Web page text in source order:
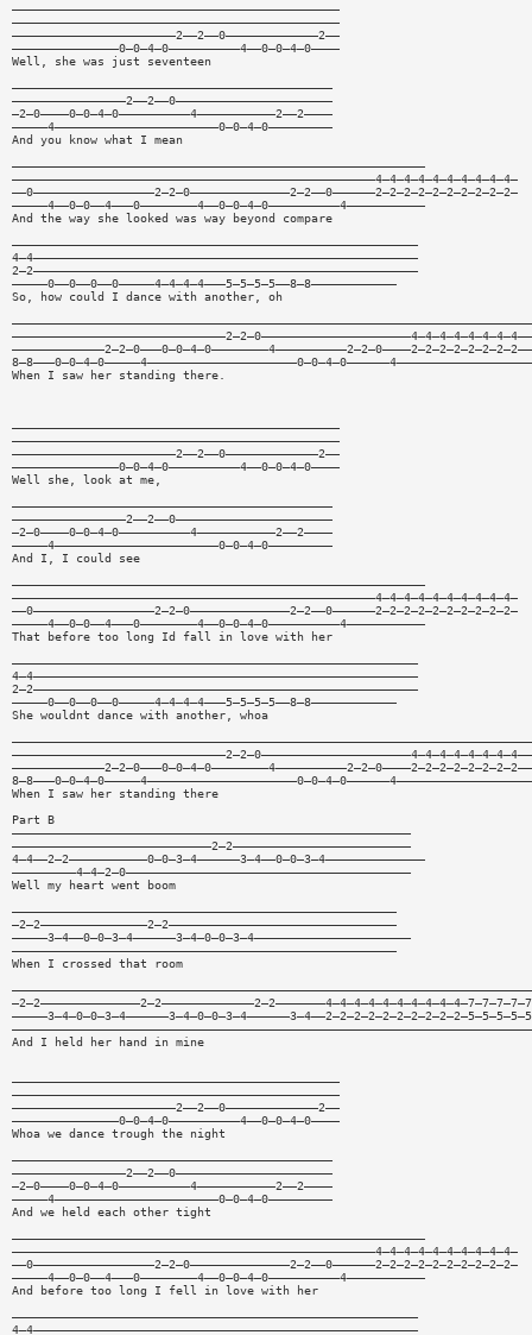
——————————————————————————————————————————————
——————————————————————————————————————————————
———————————————————————2——2——0—————————————2——
———————————————0—0—4—0——————————4——0—0—4—0————
Well, she was just seventeen
—————————————————————————————————————————————
————————————————2——2——0——————————————————————
—2—0————0—0—4—0——————————4———————————2——2————
—————4———————————————————————0—0—4—0—————————
And you know what I mean
——————————————————————————————————————————————————————————
———————————————————————————————————————————————————4—4—4—4—4—4—4—4—4—4—
——0—————————————————2—2—0——————————————2—2——0——————2—2—2—2—2—2—2—2—2—2—
—————4——0—0——4———0————————4——0—0—4—0——————————4———————————
And the way she looked was way beyond compare
—————————————————————————————————————————————————————————
4—4——————————————————————————————————————————————————————
2—2——————————————————————————————————————————————————————
—————0——0——0——0—————4—4—4—4———5—5—5—5——8—8————————————
So, how could I dance with another, oh
When I saw her standing there.
——————————————————————————————————————————————
——————————————————————————————————————————————
———————————————————————2——2——0—————————————2——
———————————————0—0—4—0——————————4——0—0—4—0————
Well she, look at me,
—————————————————————————————————————————————
————————————————2——2——0——————————————————————
—2—0————0—0—4—0——————————4———————————2——2————
—————4———————————————————————0—0—4—0—————————
And I, I could see
——————————————————————————————————————————————————————————
———————————————————————————————————————————————————4—4—4—4—4—4—4—4—4—4—
——0—————————————————2—2—0——————————————2—2——0——————2—2—2—2—2—2—2—2—2—2—
—————4——0—0——4———0————————4——0—0—4—0——————————4———————————
That before too long Id fall in love with her
—————————————————————————————————————————————————————————
4—4——————————————————————————————————————————————————————
2—2——————————————————————————————————————————————————————
—————0——0——0——0—————4—4—4—4———5—5—5—5——8—8————————————
She wouldnt dance with another, whoa
When I saw her standing there
Part B
————————————————————————————————————————————————————————
————————————————————————————2—2—————————————————————————
4—4——2—2———————————0—0—3—4——————3—4——0—0—3—4——————————————
—————————4—4—2—0————————————————————————————————————————
Well my heart went boom
——————————————————————————————————————————————————————
—2—2———————————————2—2————————————————————————————————
—————3—4——0—0—3—4——————3—4—0—0—3—4——————————————————————
——————————————————————————————————————————————————————
When I crossed that room
And I held her hand in mine
——————————————————————————————————————————————
——————————————————————————————————————————————
———————————————————————2——2——0—————————————2——
———————————————0—0—4—0——————————4——0—0—4—0————
Whoa we dance trough the night
—————————————————————————————————————————————
————————————————2——2——0——————————————————————
—2—0————0—0—4—0——————————4———————————2——2————
—————4———————————————————————0—0—4—0—————————
And we held each other tight
——————————————————————————————————————————————————————————
———————————————————————————————————————————————————4—4—4—4—4—4—4—4—4—4—
——0—————————————————2—2—0——————————————2—2——0——————2—2—2—2—2—2—2—2—2—2—
—————4——0—0——4———0————————4——0—0—4—0——————————4———————————
And before too long I fell in love with her
—————————————————————————————————————————————————————————
4—4——————————————————————————————————————————————————————